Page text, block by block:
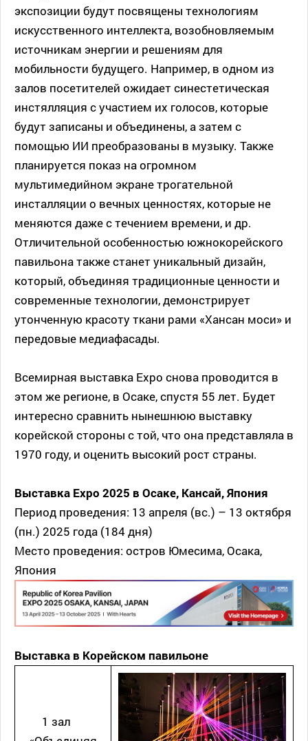
экспозиции будут посвящены технологиям
искусственного интеллекта, возобновляемым
источникам энергии и решениям для
мобильности будущего. Например, в одном из
залов посетителей ожидает синестетическая
инстялляция с участием их голосов, которые
будут записаны и объединены, а затем с
помощью ИИ преобразованы в музыку. Также
планируется показ на огромном
мультимедийном экране трогательной
инсталляции о вечных ценностях, которые не
меняются даже с течением времени, и др.
Отличительной особенностью южнокорейского
павильона также станет уникальный дизайн,
который, объединяя традиционные ценности и
современные технологии, демонстрирует
утонченную красоту ткани рами «Хансан моси» и
передовые медиафасады.
Всемирная выставка Expo снова проводится в
этом же регионе, в Осаке, спустя 55 лет. Будет
интересно сравнить нынешнюю выставку
корейской стороны с той, что она представляла в
1970 году, и оценить высокий рост страны.
Выставка Expo 2025 в Осаке, Кансай, Япония
Период проведения: 13 апреля (вс.) – 13 октября
(пн.) 2025 года (184 дня)
Место проведения: остров Юмесима, Осака,
Япония
Выставка в Корейском павильоне
1 зал